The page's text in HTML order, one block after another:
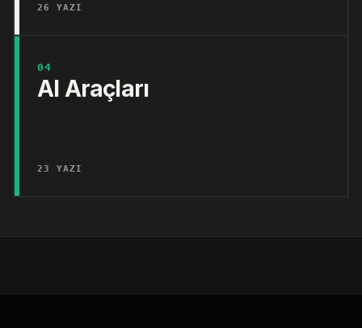
26 YAZI
04
AI Araçları
23 YAZI